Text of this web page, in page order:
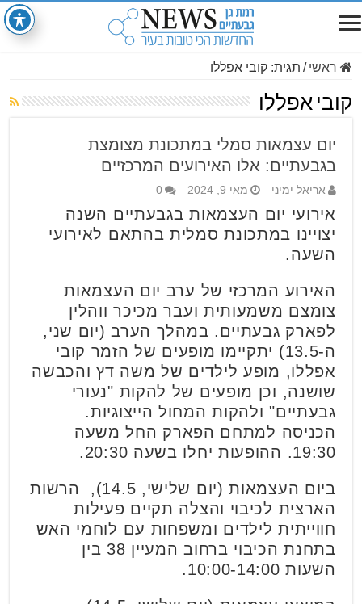
ראשי / תגית:קובי אפללו
קובי אפללו
יום עצמאות סמלי במתכונת מצומצת
בגבעתיים: אלו האירועים המרכזיים
אריאל ימיני מאי 9, 2024 0
אירועי יום העצמאות בגבעתיים השנה
יצויינו במתכונת סמלית בהתאם לאירועי
השעה.
האירוע המרכזי של ערב יום העצמאות
צומצם משמעותית ועבר מכיכר ווהלין
לפארק גבעתיים. במהלך הערב (יום שני,
ה-13.5) יתקיימו מופעים של הזמר קובי
אפללו, מופע לילדים של משה דץ והכבשה
שושנה, וכן מופעים של להקות "נעורי
גבעתיים" ולהקות המחול הייצוגיות.
הכניסה למתחם הפארק החל משעה
19:30. ההופעות יחלו בשעה 20:30.
ביום העצמאות (יום שלישי, 14.5), הרשות
הארצית לכיבוי והצלה תקיים פעילות
חווייתית לילדים ומשפחות עם לוחמי האש
בתחנת הכיבוי ברחוב המעיין 38 בין
השעות 10:00-14:00.